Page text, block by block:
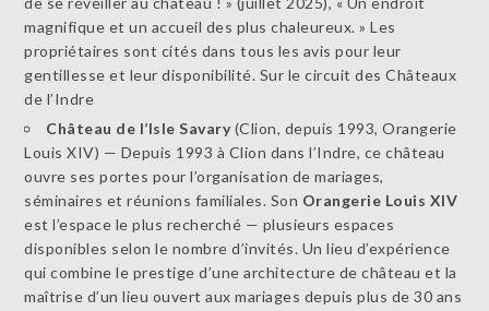
magnifique et un accueil des plus chaleureux. » Les
propriétaires sont cités dans tous les avis pour leur
gentillesse et leur disponibilité. Sur le circuit des Châteaux
de l’Indre
Château de l’Isle Savary(Clion, depuis 1993, Orangerie
Louis XIV) — Depuis 1993 à Clion dans l’Indre, ce château
ouvre ses portes pour l’organisation de mariages,
séminaires et réunions familiales. Son Orangerie Louis XIV
est l’espace le plus recherché — plusieurs espaces
disponibles selon le nombre d’invités. Un lieu d’expérience
qui combine le prestige d’une architecture de château et la
maîtrise d’un lieu ouvert aux mariages depuis plus de 30 ans